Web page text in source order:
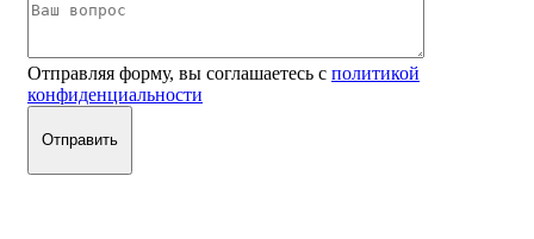
Отправляя форму, вы соглашаетесь с политикой
конфиденциальности